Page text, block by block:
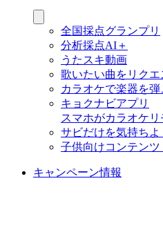
全国採点グランプリ
分析採点AI＋
うたスキ動画
歌いたい曲をリクエ
カラオケで楽器を弾
キョクナビアプリ
スマホがカラオケリ
サビだけを気持ちよ
子供向けコンテンツ
キャンペーン情報